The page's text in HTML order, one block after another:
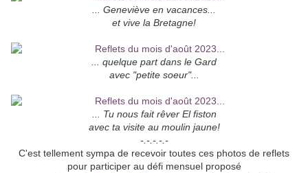
... Geneviève en vacances...
et vive la Bretagne!
... quelque part dans le Gard
avec "petite soeur"...
... Tu nous fait rêver El fiston
avec ta visite au moulin jaune!
-.-.-.-.-
C'est tellement sympa de recevoir toutes ces photos de reflets
pour participer au défi mensuel proposé